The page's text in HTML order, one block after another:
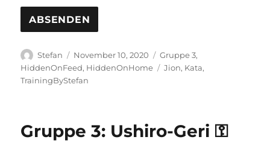
Autor
Stefan
Veröffentlicht
am
November 10, 2020 Kategorien
Gruppe 3,
HiddenOnFeed, HiddenOnHome Schlagwörter
Jion, Kata,
TrainingByStefan
Gruppe 3: Ushiro-Geri ⚿